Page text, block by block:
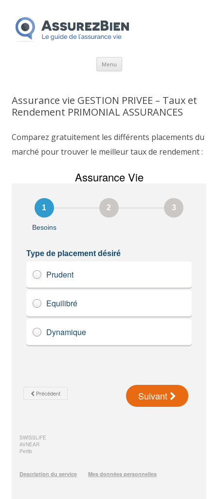
Menu Aller
Assurance vie GESTION PRIVEE – Taux et
Rendement PRIMONIAL ASSURANCES
Comparez gratuitement les différents placements du
marché pour trouver le meilleur taux de rendement :